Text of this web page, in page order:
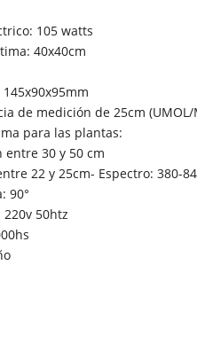
105 watts
40x40cm
de medición de 25cm
para las plantas:
entre 30 y 50 cm
22 y 25cm- Espectro: 380-
90°
50htz